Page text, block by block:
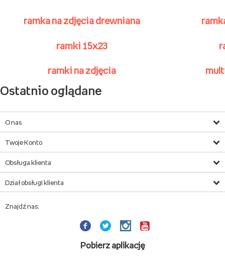
z grawerem
z miejscem na Twoje zdjęcie w formacie 10x10cm
wysokiej jakości grawer